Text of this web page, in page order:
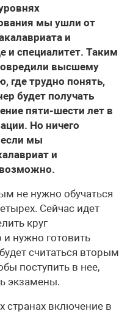
мы ушли от
и
и специалитет. Таким
высшему
где трудно понять,
будет получать
пяти-шести лет в
Но ничего
если мы
и
возможно.
не нужно обучаться
Сейчас идет
круг
нужно готовить
считаться вторым
поступить в нее,
экзамены.
странах включение в